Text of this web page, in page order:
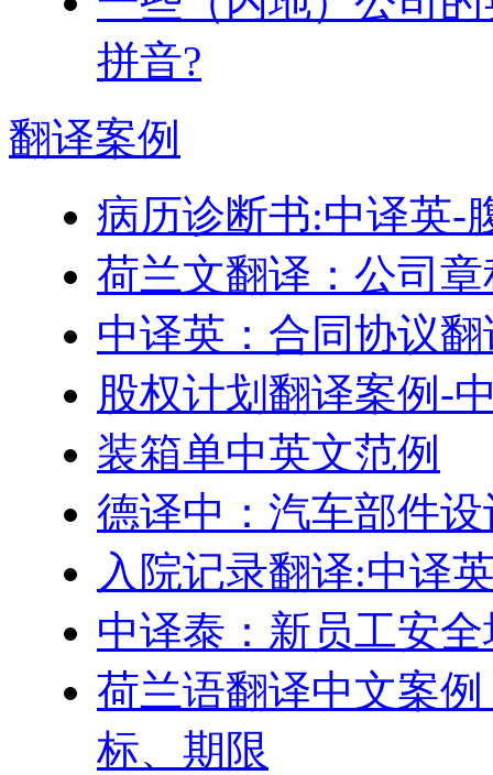
拼音?
翻译案例
病历诊断书:中译英-
荷兰文翻译：公司
中译英：合同协议
股权计划翻译案例-
装箱单中英文范例
德译中：汽车部件
入院记录翻译:中译
中译泰：新员工安
荷兰语翻译中文案
标、期限